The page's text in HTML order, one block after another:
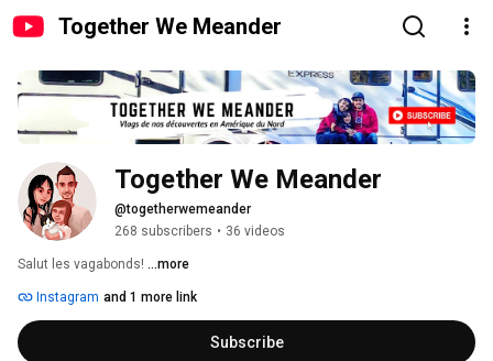
Together We Meander
Together We Meander
@togetherwemeander
268 subscribers • 36 videos
Salut les vagabonds! ...more
Instagram and 1 more link
Subscribe